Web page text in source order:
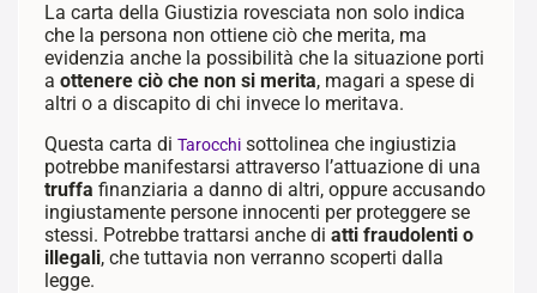
La carta della Giustizia rovesciata non solo indica
che la persona non ottiene ciò che merita, ma
evidenzia anche la possibilità che la situazione porti
a ottenere ciò che non si merita, magari a spese di
altri o a discapito di chi invece lo meritava.
Questa carta di Tarocchisottolinea che ingiustizia
potrebbe manifestarsi attraverso l’attuazione di una
truffa finanziaria a danno di altri, oppure accusando
ingiustamente persone innocenti per proteggere se
stessi. Potrebbe trattarsi anche di atti fraudolenti o
illegali, che tuttavia non verranno scoperti dalla
legge.